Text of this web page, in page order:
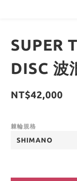
SUPER
DISC 波
NT$42,000
棘輪規格